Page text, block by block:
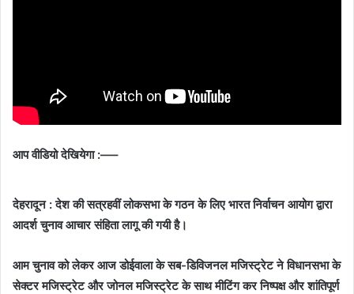
आप वीडियो देखियेगा :—–
देहरादून : देश की सत्रहवीं लोकसभा के गठन के लिए भारत निर्वाचन आयोग द्वारा
आदर्श चुनाव आचार संहिता लागू की गयी है।
आम चुनाव को लेकर आज डोईवाला के सब-डिविजनल मजिस्ट्रेट ने विधानसभा के
सेक्टर मजिस्ट्रेट और जोनल मजिस्ट्रेट के साथ मीटिंग कर निष्पक्ष और शांतिपूर्ण